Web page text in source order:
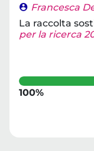
Francesca
La raccolta
per la ricerca
100%